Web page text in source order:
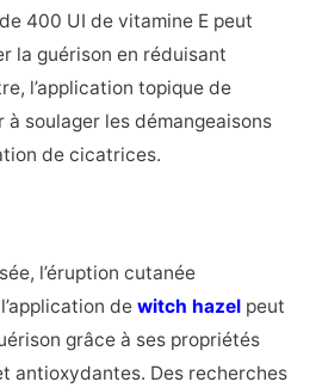
400 UI de vitamine E peut
la guérison en réduisant
l’application topique de
à soulager les démangeaisons
de cicatrices.
l’éruption cutanée
de witch hazelpeut
grâce à ses propriétés
antioxydantes. Des recherches